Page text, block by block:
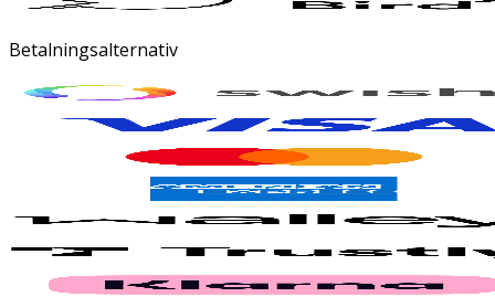
Betalningsalternativ